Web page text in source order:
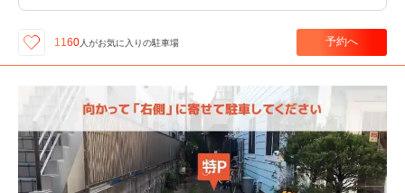
1160 人がお気に入りの駐車場 予約へ